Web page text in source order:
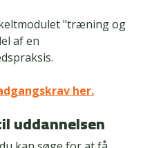
"træning og
af en
her.
uddannelsen